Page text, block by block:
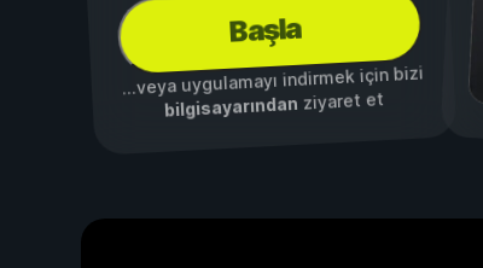
Başla
...veya uygulamayı indirmek için bizi
bilgisayarından ziyaret et